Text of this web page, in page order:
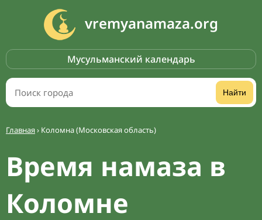
vremyanamaza.org
Мусульманский календарь
Найти
Главная› Коломна (Московская область)
Время намаза в
Коломне